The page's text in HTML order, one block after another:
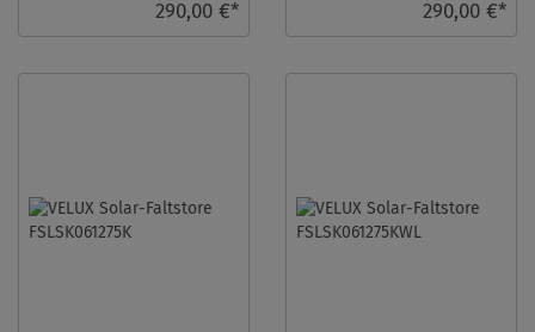
290,00 €* 290,00 €*